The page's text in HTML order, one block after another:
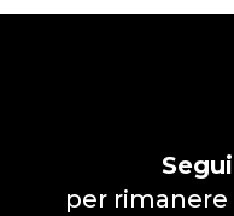
per